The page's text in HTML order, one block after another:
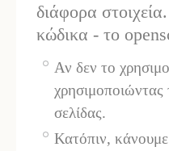
διάφορα
κώδικα - το
Αν δεν το
σελίδας.
Κατόπιν, κάνουμε